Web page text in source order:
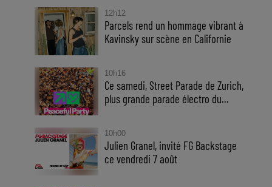
12h12
Parcels rend un hommage vibrant à
Kavinsky sur scène en Californie
10h16
Ce samedi, Street Parade de Zurich,
plus grande parade électro du...
10h00
Julien Granel, invité FG Backstage
ce vendredi 7 août